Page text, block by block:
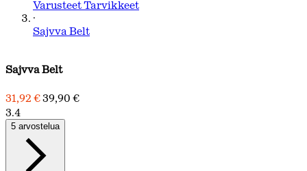
Varusteet Tarvikkeet
·
Sajvva Belt
Sajvva Belt
31,92 €39,90 €
3.4
5 arvostelua